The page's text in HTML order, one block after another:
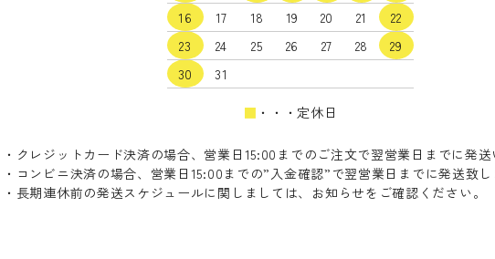
16
17 18 19 20 21
22
23
24 25 26 27 28
29
30
31
■ ・・・定休日
・クレジットカード決済の場合、営業日15:00までのご注文で翌営業日までに発送
・コンビニ決済の場合、営業日15:00までの”入金確認”で翌営業日までに発送致し
・長期連休前の発送スケジュールに関しましては、お知らせをご確認ください。